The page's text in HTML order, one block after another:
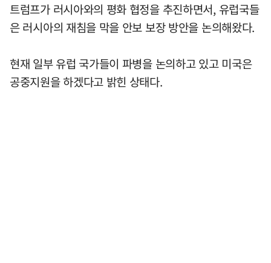
트럼프가 러시아와의 평화 협정을 추진하면서, 유럽국들
은 러시아의 재침을 막을 안보 보장 방안을 논의해왔다.
현재 일부 유럽 국가들이 파병을 논의하고 있고 미국은
공중지원을 하겠다고 밝힌 상태다.